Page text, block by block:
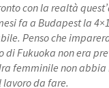
con la realtà
fa a Budapest la
Penso che
Fukuoka non era
femminile non
lavoro da fare.